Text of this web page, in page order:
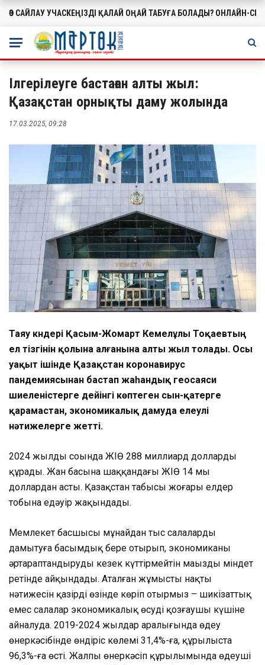
МАҢЫЗДЫ
ӨЗ САЙЛАУ УЧАСКЕҢІЗДІ ҚАЛАЙ ОҢАЙ ТАБУҒА БОЛАДЫ? ОНЛАЙН-
Ілгерілеуге бастаған алты жыл:
Қазақстан орнықты даму жолында
17.03.2025, 09:28
Таяу күндері Қасым-Жомарт Кемелұлы Тоқаевтың
ел тізгінін қолына алғанына алты жыл толады. Осы
уақыт ішінде Қазақстан коронавирус
пандемиясынан бастап жаһандық геосаяси
шиеленістерге дейінгі көптеген сын-қатерге
қарамастан, экономикалық дамуда елеулі
нәтижелерге жетті.
2024 жылдың соңында ЖІӨ 288 миллиард долларды
құрады. Жан басына шаққандағы ЖІӨ 14 мың
доллардан асты. Қазақстан табысы жоғары елдер
тобына едәуір жақындады.
Мемлекет басшысы мұнайдан тыс салаларды
дамытуға басымдық бере отырып, экономиканы
әртараптандыруды кезек күттірмейтін маңызды міндет
ретінде айқындады. Аталған жұмыстың нақты
нәтижесін қазірдің өзінде көріп отырмыз – шикізаттық
емес салалар экономикалық өсудің қозғаушы күшіне
айналуда. 2019-2024 жылдар аралығында өңдеу
өнеркәсібінде өндіріс көлемі 31,4%-ға, құрылыста
96,3%-ға өсті. Жалпы өнеркәсіп құрылымында өңдеуші